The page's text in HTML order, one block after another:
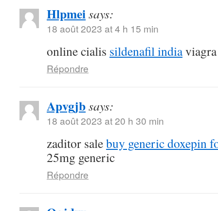
Hlpmeisays:
18 août 2023 at 4 h 15 min
online cialis sildenafil india
Répondre
Apvgjbsays:
18 août 2023 at 20 h 30 min
zaditor salebuy generic doxepin
25mg generic
Répondre